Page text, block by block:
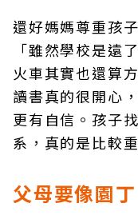
還好媽媽尊重孩
「雖然學校是遠
火車其實也還算
讀書真的很開心
更有自信。孩子
系，真的是比較重
父母要像園